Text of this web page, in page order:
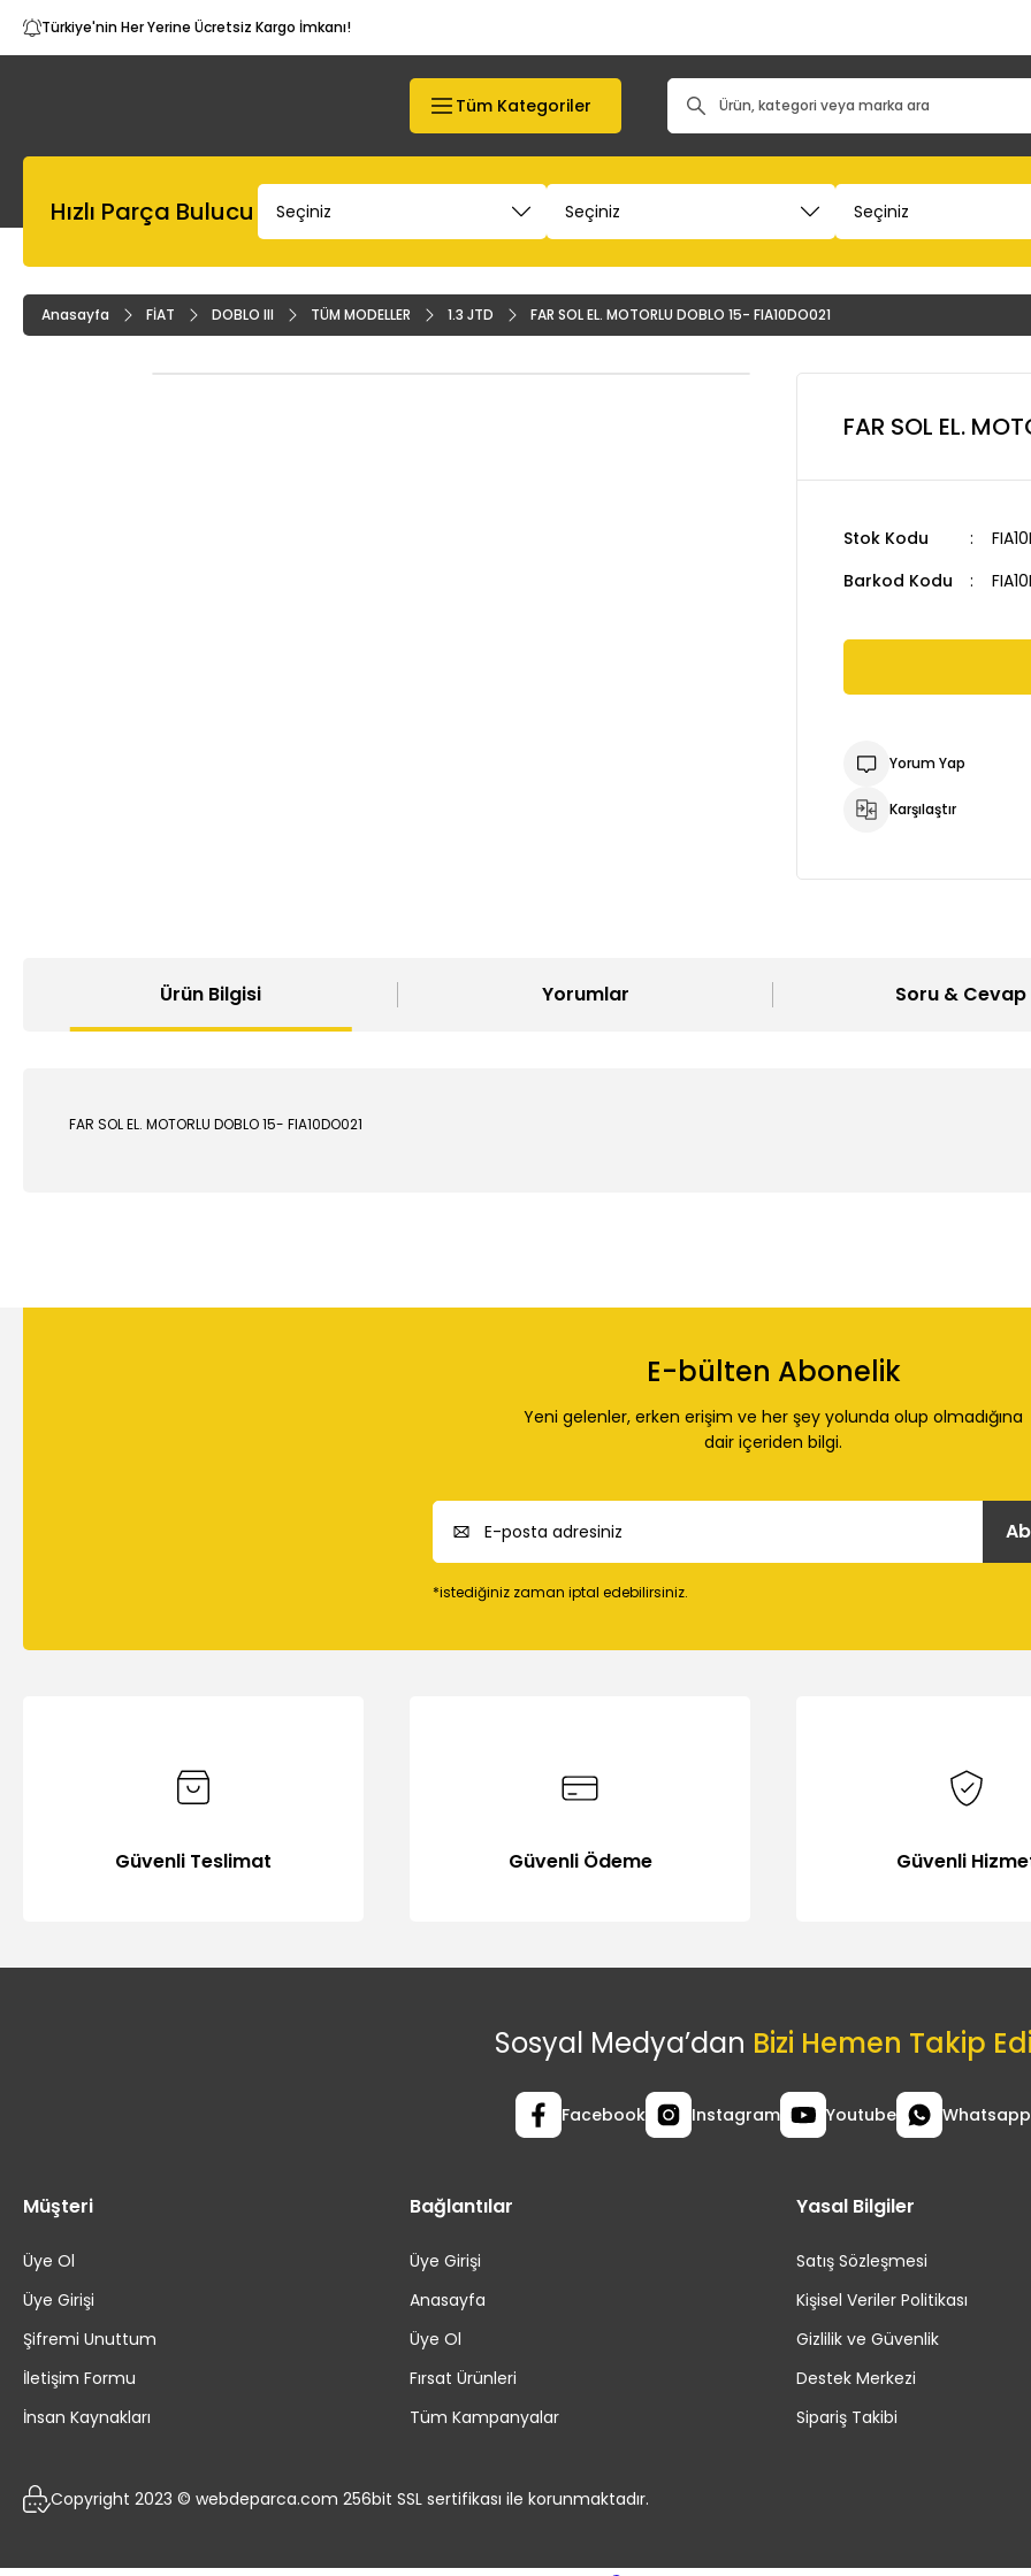
Türkiye'nin Her Yerine Ücretsiz Kargo İmkanı!
Tüm Kategoriler
Hızlı Parça Bulucu
Anasayfa FİAT DOBLO III TÜM MODELLER 1.3 JTD FAR SOL EL. MOTORLU DOBLO 15- FIA10DO021
FAR SOL EL.
Stok Kodu
Barkod Kodu
Yorum Yap
Karşılaştır
Ürün Bilgisi Yorumlar Soru & Cevap
FAR SOL EL. MOTORLU DOBLO 15- FIA10DO021
Görüş ve önerileriniz için teşekkür ederiz.
Gönder
E-bülten Abonelik
Yeni gelenler, erken erişim ve her şey yolunda olup olmadığına
dair içeriden bilgi.
*istediğiniz zaman iptal edebilirsiniz.
Güvenli Teslimat Güvenli Ödeme Güvenli
Sosyal Medya’dan Bizi Hemen Takip
Facebook Instagram Youtube Whatsapp
Müşteri
Üye Ol
Üye Girişi
Şifremi Unuttum
İletişim Formu
İnsan Kaynakları
Bağlantılar
Üye Girişi
Anasayfa
Üye Ol
Fırsat Ürünleri
Tüm Kampanyalar
Yasal Bilgiler
Satış Sözleşmesi
Kişisel Veriler Politikası
Gizlilik ve Güvenlik
Destek Merkezi
Sipariş Takibi
Copyright 2023 © webdeparca.com 256bit SSL sertifikası ile korunmaktadır.